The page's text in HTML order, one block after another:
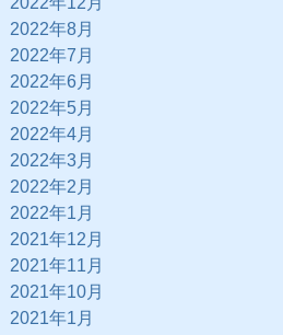
2022年8月
2022年7月
2022年6月
2022年5月
2022年4月
2022年3月
2022年2月
2022年1月
2021年12月
2021年11月
2021年10月
2021年1月